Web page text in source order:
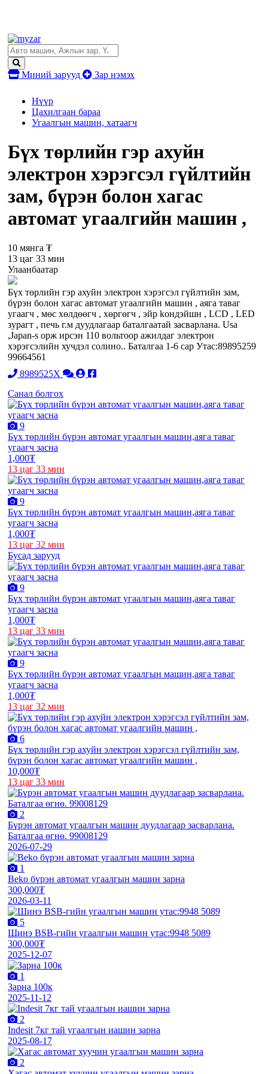
Миний зарууд Зар нэмэх
Нүүр
Цахилгаан бараа
Угаалгын машин, хатаагч
Бүх төрлийн гэр ахуйн
электрон хэрэгсэл гүйлтийн
зам, бүрэн болон хагас
автомат угаалгийн машин ,
10 мянга ₮
13 цаг 33 мин
Улаанбаатар
Бүх төрлийн гэр ахуйн электрон хэрэгсэл гүйлтийн зам,
бүрэн болон хагас автомат угаалгийн машин , аяга таваг
угаагч , мөс хөлдөөгч , хөргөгч , эйр koндэйшн , LCD , LED
зурaгт , печь г.м дуудлагаар баталгаатай засварлана. Usa
,Japan-s орж ирсэн 110 вольтоор aжилдаг электрон
хэрэгсэлийн хучдэл солино.. Баталгаа 1-6 сар Утас:89895259
99664561
8989525X
Санал болгох
9
Бүх төрлийн бүрэн автомат угаалгын машин,аяга таваг
угаагч засна
1,000₮
13 цаг 33 мин
9
Бүх төрлийн бүрэн автомат угаалгын машин,аяга таваг
угаагч засна
1,000₮
13 цаг 32 мин
Бусад зарууд
9
Бүх төрлийн бүрэн автомат угаалгын машин,аяга таваг
угаагч засна
1,000₮
13 цаг 33 мин
9
Бүх төрлийн бүрэн автомат угаалгын машин,аяга таваг
угаагч засна
1,000₮
13 цаг 32 мин
6
Бүх төрлийн гэр ахуйн электрон хэрэгсэл гүйлтийн зам,
бүрэн болон хагас автомат угаалгийн машин ,
10,000₮
13 цаг 33 мин
2
Бүрэн автомат угаалгын машин дуудлагаар засварлана.
Баталгаа өгнө. 99008129
2026-07-29
1
Beko бүрэн автомат угаалгын машин зарна
300,000₮
2026-03-11
5
Шинэ BSB-гийн угаалгын машин утас:9948 5089
300,000₮
2025-12-07
1
Зарна 100к
2025-11-12
2
Indesit 7кг тай угаалгын иашин зарна
2025-08-17
2